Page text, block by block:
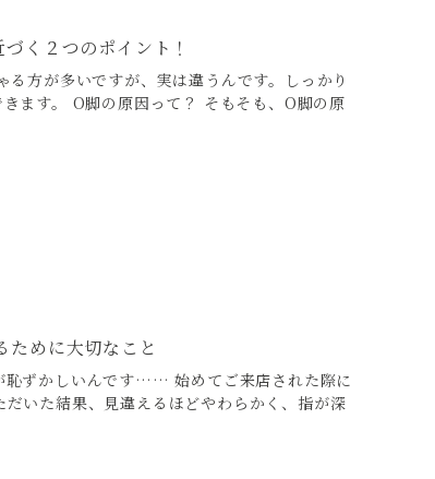
く２つのポイント！
方が多いですが、実は違うんです。しっかり
ます。 O脚の原因って？ そもそも、O脚の原
ために大切なこと
恥ずかしいんです…… 始めてご来店された際に
いた結果、見違えるほどやわらかく、指が深